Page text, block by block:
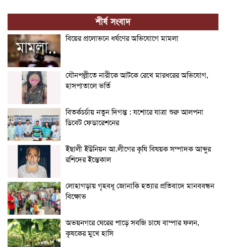
শীর্ষ সংবাদ
বিয়ের প্রলোভনে ধর্ষণের অভিযোগে মামলা
যৌনপল্লীতে নারীকে আটকে রেখে মারধরের অভিযোগ,
হাসপাতালে ভর্তি
বিতর্কচর্চায় নতুন দিগন্ত : যশোরে যাত্রা শুরু আলপনা
ডিবেট ফেডারেশনের
ইছালী ইউনিয়ন আ.লীগের কৃষি বিষয়ক সম্পাদক আব্দুর
রশিদের ইন্তেকাল
লোহাগড়ায় গৃহবধূ জোনাকি হত্যার প্রতিবাদে মানববন্ধন
বিক্ষোভ
অভয়নগরে ঘেরের পাড়ে সবজি চাষে বাম্পার ফলন,
কৃষকের মুখে হাসি